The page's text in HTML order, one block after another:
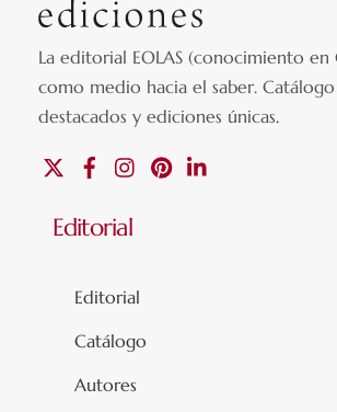
La editorial EOLAS (conocimiento en
como medio hacia el saber.
destacados y ediciones únicas.
FacebookInstagramPinterest
Editorial
Editorial
Catálogo
Autores